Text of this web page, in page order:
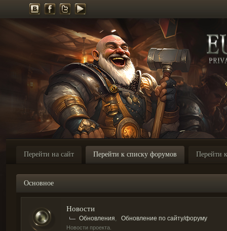
Перейти на сайт Перейти к списку форумов Перейти
Основное
Новости
Обновления, Обновление по сайту/форуму
Новости проекта.